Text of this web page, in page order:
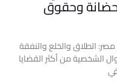
وحقوق
الطلاق والخلع والنفقة
الشخصية من أكثر القضايا